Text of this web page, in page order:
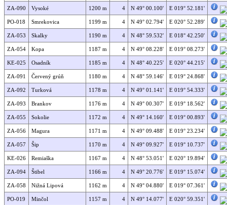
ZA-090 Vysoké 1200 m 4 N 49° 00.100' E 019° 52.181'
PO-018 Smrekovica 1199 m 4 N 49° 02.794' E 020° 52.289'
ZA-053 Skalky 1190 m 4 N 48° 59.532' E 018° 42.250'
ZA-054 Kopa 1187 m 4 N 49° 08.228' E 019° 08.273'
KE-025 Osadník 1185 m 4 N 48° 40.225' E 020° 44.215'
ZA-091 Červený grúň 1180 m 4 N 48° 59.146' E 019° 24.868'
ZA-092 Turková 1178 m 4 N 49° 01.141' E 019° 54.333'
ZA-093 Brankov 1176 m 4 N 49° 00.307' E 019° 18.562'
ZA-055 Sokolie 1172 m 4 N 49° 14.160' E 019° 00.893'
ZA-056 Magura 1171 m 4 N 49° 09.488' E 019° 23.234'
ZA-057 Šip 1170 m 4 N 49° 09.927' E 019° 10.737'
KE-026 Remiaška 1167 m 4 N 48° 53.051' E 020° 19.894'
ZA-094 Štibel 1166 m 4 N 49° 20.776' E 019° 15.074'
ZA-058 Nižná Lipová 1162 m 4 N 49° 04.880' E 019° 07.361'
PO-019 Minčol 1157 m 4 N 49° 14.077' E 020° 59.351'